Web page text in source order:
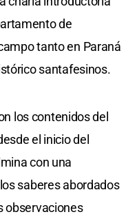
de
tanto en Paraná
santafesinos.
los contenidos del
el inicio del
con una
saberes abordados
observaciones